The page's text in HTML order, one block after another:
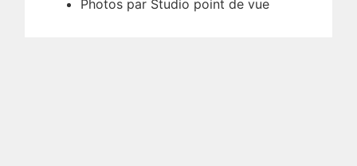
Photos par Studio point de vue